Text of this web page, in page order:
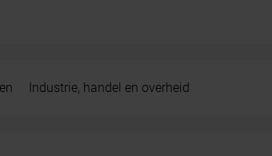
Industrie, handel en overheid